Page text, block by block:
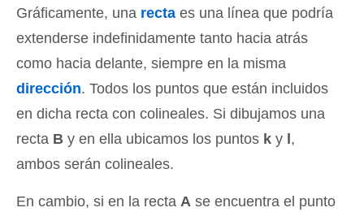
Gráficamente, una recta es una línea que podría
extenderse indefinidamente tanto hacia atrás
como hacia delante, siempre en la misma
dirección. Todos los puntos que están incluidos
en dicha recta con colineales. Si dibujamos una
recta B y en ella ubicamos los puntos k y ,
ambos serán colineales.
En cambio, si en la recta A se encuentra el punto